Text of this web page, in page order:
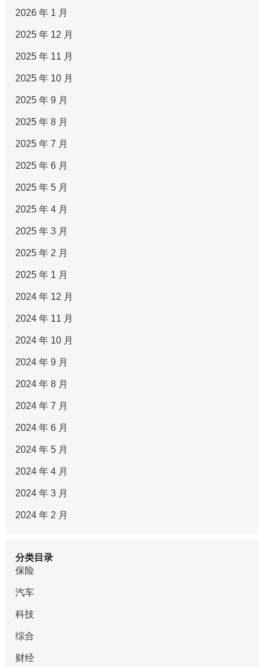
2026 年 1 月
2025 年 12 月
2025 年 11 月
2025 年 10 月
2025 年 9 月
2025 年 8 月
2025 年 7 月
2025 年 6 月
2025 年 5 月
2025 年 4 月
2025 年 3 月
2025 年 2 月
2025 年 1 月
2024 年 12 月
2024 年 11 月
2024 年 10 月
2024 年 9 月
2024 年 8 月
2024 年 7 月
2024 年 6 月
2024 年 5 月
2024 年 4 月
2024 年 3 月
2024 年 2 月
分类目录
保险
汽车
科技
综合
财经